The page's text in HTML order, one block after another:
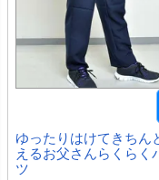
ゆったりはけてきちん
えるお父さんらくらく
ツ